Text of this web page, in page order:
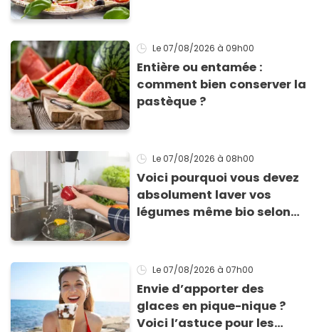
Le 07/08/2026 à 09h00
Entière ou entamée :
comment bien conserver la
pastèque ?
Le 07/08/2026 à 08h00
Voici pourquoi vous devez
absolument laver vos
légumes même bio selon
Le 07/08/2026 à 07h00
Envie d’apporter des
glaces en pique-nique ?
Voici l’astuce pour les